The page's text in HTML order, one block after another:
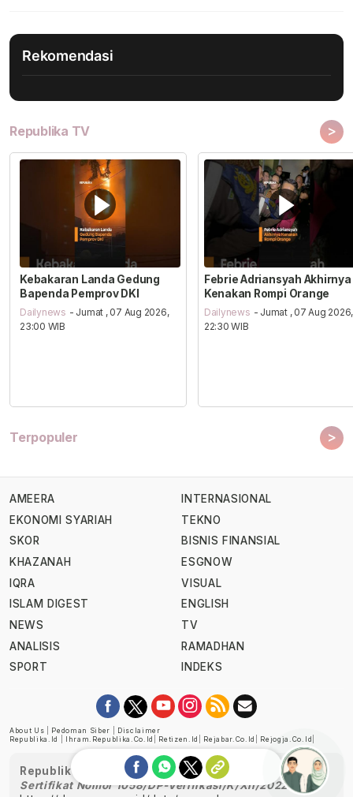
Rekomendasi
Republika TV >
Kebakaran Landa Gedung
Bapenda Pemprov DKI
Dailynews - Jumat , 07 Aug 2026,
23:00 WIB
Febrie Adriansyah Akhirnya
Kenakan Rompi Orange
Dailynews - Jumat , 07 Aug 2026,
22:30 WIB
Terpopuler >
AMEERA
EKONOMI SYARIAH
SKOR
KHAZANAH
IQRA
ISLAM DIGEST
NEWS
ANALISIS
SPORT
INTERNASIONAL
TEKNO
BISNIS FINANSIAL
ESGNOW
VISUAL
ENGLISH
TV
RAMADHAN
INDEKS
About Us Pedoman Siber
Disclaimer
Republika.id
Ihram.republika.co.id Retizen.id Rejabar.co.id Rejogja.co.id
Republika telah diverifikasi oleh Dewan Pers
Sertifikat Nomor 1058/DP-Verifikasi/K/XII/2022